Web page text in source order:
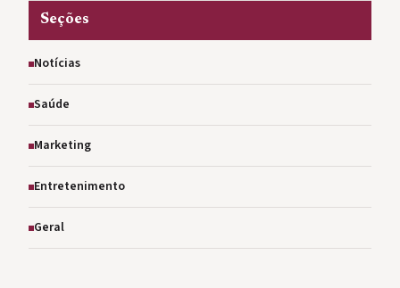
Seções
Notícias
Saúde
Marketing
Entretenimento
Geral